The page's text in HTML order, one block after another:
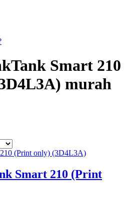
Smart 210
murah
Smart 210 (Print